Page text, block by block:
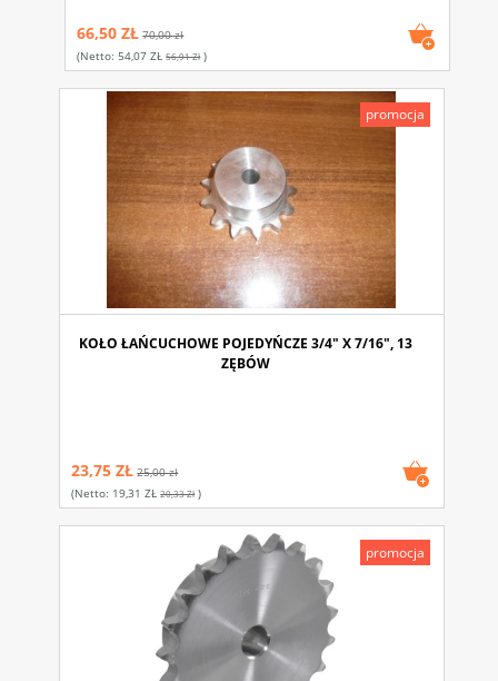
66,50 ZŁ 70,00 zł
(netto:54,07 ZŁ 56,91 Zł)
KOŁO ŁAŃCUCHOWE POJEDYŃCZE 3/4" X 7/16", 13
ZĘBÓW
23,75 ZŁ 25,00 zł
(netto: 19,31 ZŁ 20,33 Zł)
promocja
promocja